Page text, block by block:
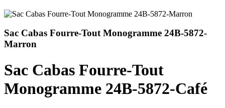
Sac Cabas Fourre-Tout Monogramme 24B-5872-
Marron
Sac Cabas Fourre-Tout
Monogramme 24B-5872-Café